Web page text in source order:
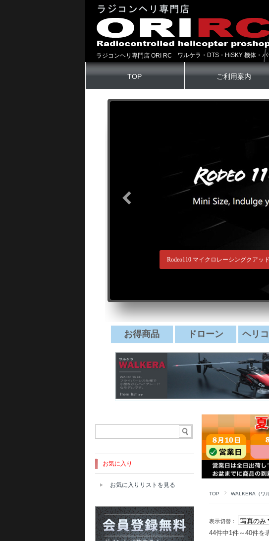
ラジコンヘリ専門店 ORI RC ワルケラ・DTS・HiSKY 機体・
TOP ご利用案内
TOP WALKERA（ワ
表示切替：
44件中1件～40件を
お気に入り
お気に入りリストを見る